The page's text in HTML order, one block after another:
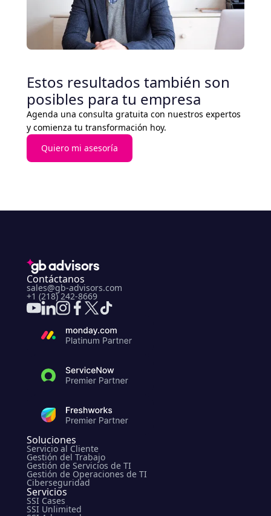
Estos resultados también son
posibles para tu empresa
Agenda una consulta gratuita con nuestros expertos
y comienza tu transformación hoy.
Quiero mi asesoría
Contáctanos
sales@gb-advisors.com
+1 (218) 242-8669
Soluciones
Servicio al Cliente
Gestión del Trabajo
Gestión de Servicios de TI
Gestión de Operaciones de TI
Ciberseguridad
Servicios
SSI Cases
SSI Unlimited